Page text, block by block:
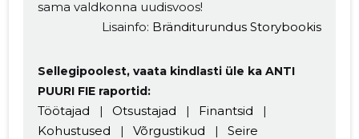
sama valdkonna uudisvoos!
Lisainfo: Bränditurundus Storybookis
Sellegipoolest, vaata kindlasti üle ka ANTI
PUURI FIE raportid:
Töötajad | Otsustajad | Finantsid
|
Kohustused
| Võrgustikud |
Seire